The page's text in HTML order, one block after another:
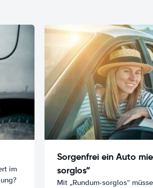
im
Sorgenfrei ein Auto
sorglos“
Mit „Rundum-sorglos“